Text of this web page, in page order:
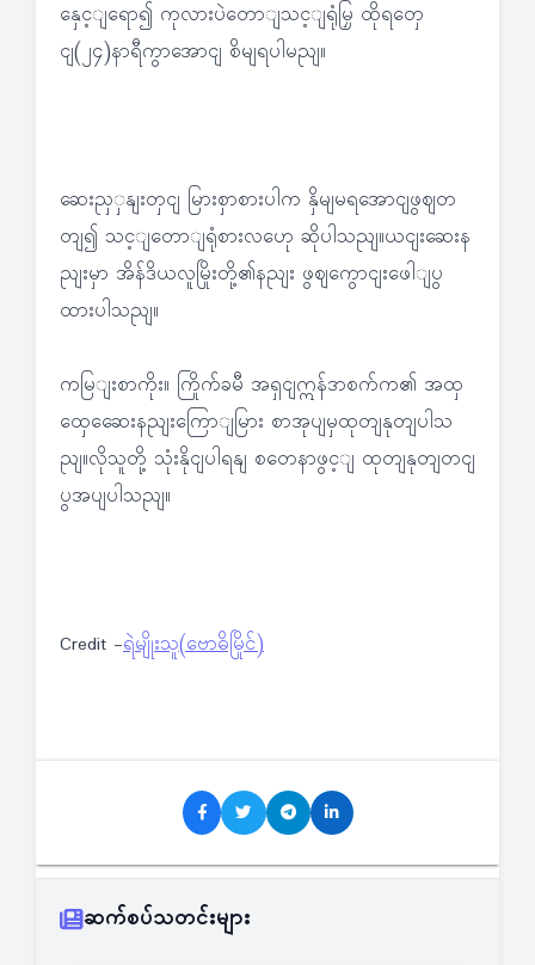
နှေင့ျရော၍ ကုလားပဲတောျသင့ျရုံမြှ ထိုရတှေ
ငျ(၂၄)နာရီကွာအောငျ စိမျရပါမညျ။
ဆေးညှှနျးတှငျ မြားစှာစားပါက နှိမျမရအောငျဖွဈတ
တျ၍ သင့ျတောျရုံစားလဟေု ဆိုပါသညျ။ယငျးဆေးန
ညျးမှာ အိန်ဒိယလူမြိုးတို့၏နညျး ဖွဈကွောငျးဖေါျပွ
ထားပါသညျ။
ကမြျးစာကိုး။ ကြိုက်ခမီ အရှငျဣန်ဒာစက်က၏ အထှ
ထှေဆေေးနညျးကြောျမြား စာအုပျမှထုတျနုတျပါသ
ညျ။လိုသူတို့ သုံးနိုငျပါရနျ စတေနာဖွင့ျ ထုတျနုတျတငျ
ပွအပျပါသညျ။
Credit -ရဲမျိုးသူ(ဗောဓိမြိုင်)
ဆက်စပ်သတင်းများ